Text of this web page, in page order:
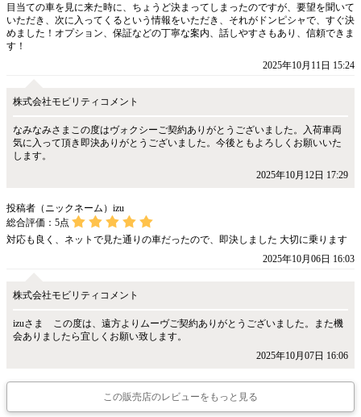
目当ての車を見に来た時に、ちょうど決まってしまったのですが、要望を聞いて
いただき、次に入ってくるという情報をいただき、それがドンピシャで、すぐ決
めました！オプション、保証などの丁寧な案内、話しやすさもあり、信頼できま
す！
2025年10月11日 15:24
株式会社モビリティコメント
なみなみさまこの度はヴォクシーご契約ありがとうございました。入荷車両
気に入って頂き即決ありがとうございました。今後ともよろしくお願いいた
します。
2025年10月12日 17:29
投稿者（ニックネーム）izu
総合評価： 5点
対応も良く、ネットで見た通りの車だったので、即決しました 大切に乗ります
2025年10月06日 16:03
株式会社モビリティコメント
izuさま この度は、遠方よりムーヴご契約ありがとうございました。また機
会ありましたら宜しくお願い致します。
2025年10月07日 16:06
この販売店のレビューをもっと見る